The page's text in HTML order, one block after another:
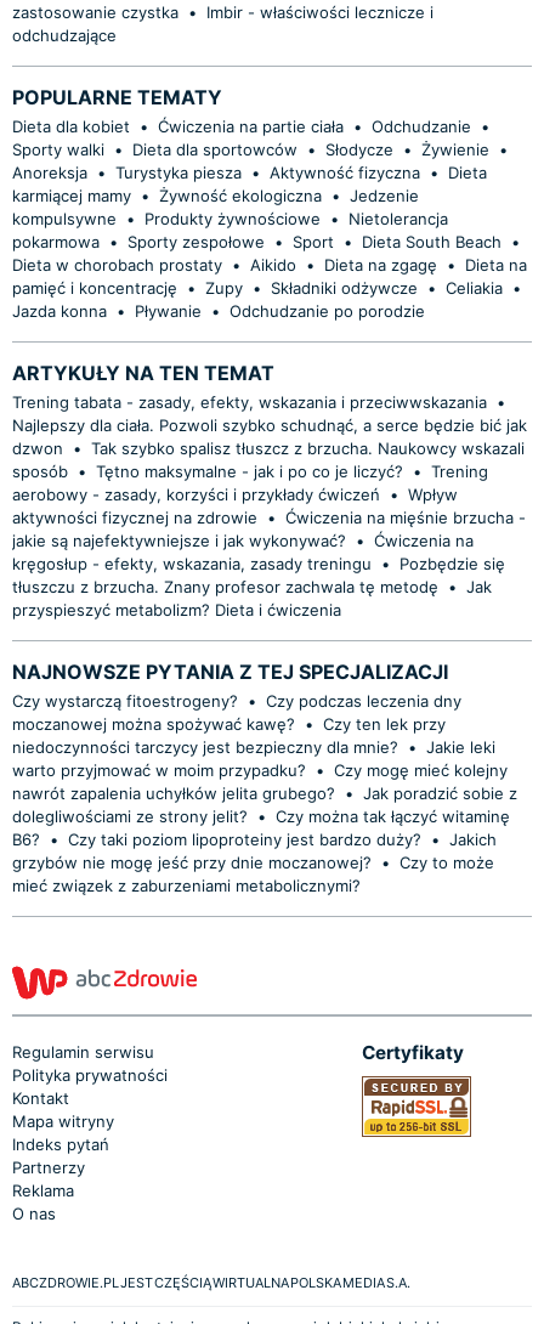
zastosowanie czystka •
Imbir - właściwości lecznicze i
odchudzające
POPULARNE TEMATY
Dieta dla kobiet • Ćwiczenia na partie ciała • Odchudzanie
•
Sporty walki • Dieta dla sportowców • Słodycze • Żywienie
•
Anoreksja • Turystyka piesza • Aktywność fizyczna •
Dieta
karmiącej mamy • Żywność ekologiczna • Jedzenie
kompulsywne
• Produkty żywnościowe •
Nietolerancja
pokarmowa • Sporty zespołowe • Sport • Dieta South Beach
•
Dieta w chorobach prostaty • Aikido • Dieta na zgagę •
Dieta na
pamięć i koncentrację
• Zupy • Składniki odżywcze • Celiakia •
Jazda konna • Pływanie • Odchudzanie po porodzie
ARTYKUŁY NA TEN TEMAT
Trening tabata - zasady, efekty, wskazania i przeciwwskazania •
Najlepszy dla ciała. Pozwoli szybko schudnąć, a serce będzie bić jak
dzwon
• Tak szybko spalisz tłuszcz z brzucha. Naukowcy wskazali
sposób • Tętno maksymalne - jak i po co je liczyć? • Trening
aerobowy - zasady, korzyści i przykłady ćwiczeń
• Wpływ
aktywności fizycznej na zdrowie
• Ćwiczenia na mięśnie brzucha -
jakie są najefektywniejsze i jak wykonywać?
• Ćwiczenia na
kręgosłup - efekty, wskazania, zasady treningu
•
Pozbędzie się
tłuszczu z brzucha. Znany profesor zachwala tę metodę
• Jak
przyspieszyć metabolizm? Dieta i ćwiczenia
NAJNOWSZE PYTANIA Z TEJ SPECJALIZACJI
Czy wystarczą fitoestrogeny? • Czy podczas leczenia dny
moczanowej można spożywać kawę?
• Czy ten lek przy
niedoczynności tarczycy jest bezpieczny dla mnie?
• Jakie leki
warto przyjmować w moim przypadku?
• Czy mogę mieć kolejny
nawrót zapalenia uchyłków jelita grubego?
• Jak poradzić sobie z
dolegliwościami ze strony jelit?
• Czy można tak łączyć witaminę
B6?
• Czy taki poziom lipoproteiny jest bardzo duży? • Jakich
grzybów nie mogę jeść przy dnie moczanowej?
• Czy to może
mieć związek z zaburzeniami metabolicznymi?
Regulamin serwisu
Polityka prywatności
Kontakt
Mapa witryny
Indeks pytań
Partnerzy
Reklama
O nas
Certyfikaty
ABCZDROWIE.PL JEST CZĘŚCIĄ WIRTUALNA POLSKA MEDIA S.A.